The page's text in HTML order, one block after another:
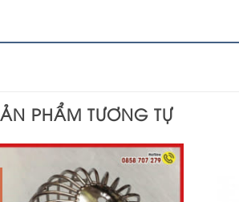
PHẨM TƯƠNG TỰ